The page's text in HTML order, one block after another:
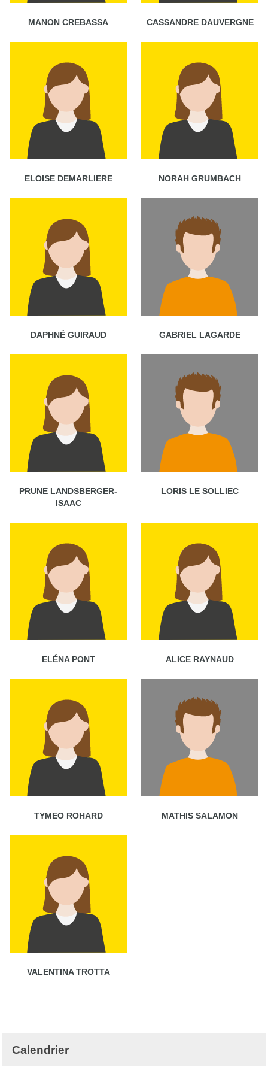
MANON CREBASSA CASSANDRE DAUVERGNE
ELOISE DEMARLIERE NORAH GRUMBACH
DAPHNÉ GUIRAUD GABRIEL LAGARDE
PRUNE LANDSBERGER-
ISAAC
LORIS LE SOLLIEC
ELÉNA PONT ALICE RAYNAUD
TYMEO ROHARD MATHIS SALAMON
VALENTINA TROTTA
Calendrier